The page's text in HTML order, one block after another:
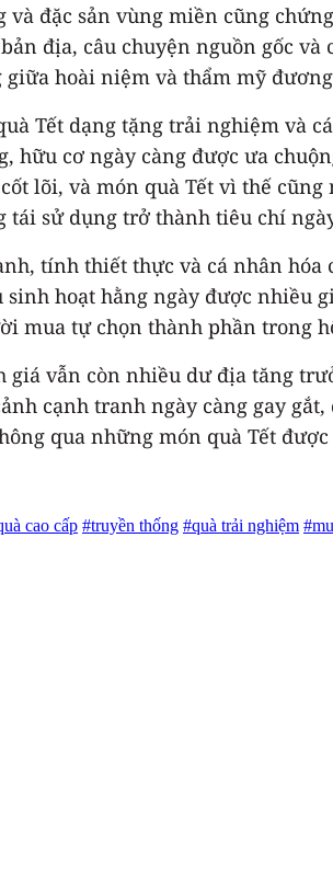
và đặc sản vùng miền cũng
địa, câu chuyện nguồn gốc
hoài niệm và thẩm mỹ
Tết dạng tặng trải nghiệm và
hữu cơ ngày càng được ưa
lõi, và món quà Tết vì thế
sử dụng trở thành tiêu chí
tính thiết thực và cá nhân
sinh hoạt hằng ngày được
mua tự chọn thành phần trong
giá vẫn còn nhiều dư địa tăng
cạnh tranh ngày càng gay
qua những món quà Tết
cao cấp #truyền thống #quà trải nghiệm